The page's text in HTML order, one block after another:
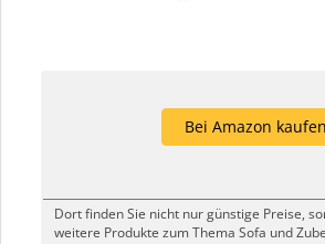
Bei Amazon kaufen
Dort finden Sie nicht nur günstige Preise,
weitere Produkte zum Thema Sofa und